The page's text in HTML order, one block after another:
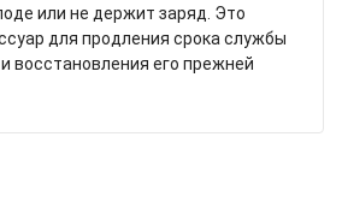
или не держит заряд. Это
для продления срока службы
восстановления его прежней